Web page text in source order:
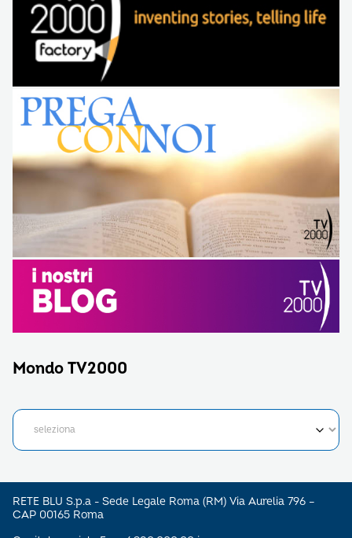
Mondo TV2000
RETE BLU S.p.a - Sede Legale Roma (RM) Via Aurelia 796 –
CAP 00165 Roma